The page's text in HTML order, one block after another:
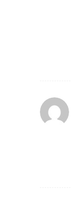
ays: